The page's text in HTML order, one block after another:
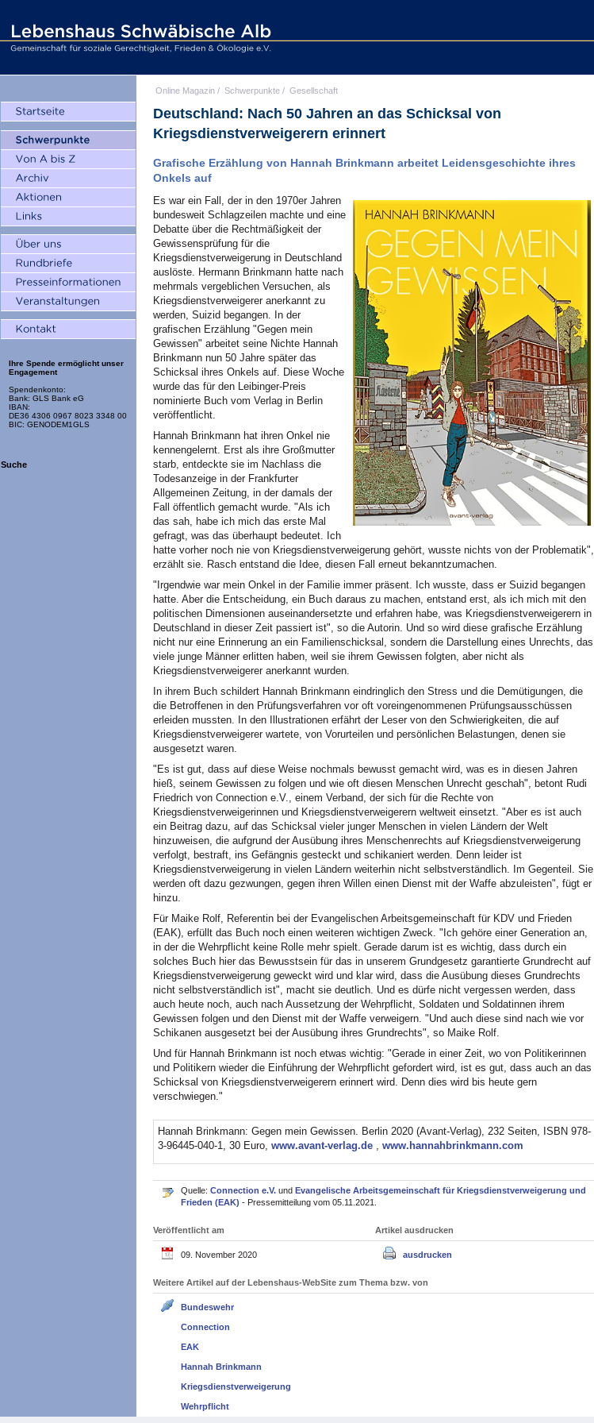
Ihre Spende ermöglicht unser
Engagement
Spendenkonto:
Bank: GLS Bank eG
IBAN:
DE36 4306 0967 8023 3348 00
BIC: GENODEM1GLS
Suche
Online Magazin / Schwerpunkte / Gesellschaft
Deutschland: Nach 50 Jahren an das Schicksal von
Kriegsdienstverweigerern erinnert
Grafische Erzählung von Hannah Brinkmann arbeitet Leidensgeschichte ihres
Onkels auf
Es war ein Fall, der in den 1970er Jahren
bundesweit Schlagzeilen machte und eine
Debatte über die Rechtmäßigkeit der
Gewissensprüfung für die
Kriegsdienstverweigerung in Deutschland
auslöste. Hermann Brinkmann hatte nach
mehrmals vergeblichen Versuchen, als
Kriegsdienstverweigerer anerkannt zu
werden, Suizid begangen. In der
grafischen Erzählung "Gegen mein
Gewissen" arbeitet seine Nichte Hannah
Brinkmann nun 50 Jahre später das
Schicksal ihres Onkels auf. Diese Woche
wurde das für den Leibinger-Preis
nominierte Buch vom Verlag in Berlin
veröffentlicht.
Hannah Brinkmann hat ihren Onkel nie
kennengelernt. Erst als ihre Großmutter
starb, entdeckte sie im Nachlass die
Todesanzeige in der Frankfurter
Allgemeinen Zeitung, in der damals der
Fall öffentlich gemacht wurde. "Als ich
das sah, habe ich mich das erste Mal
gefragt, was das überhaupt bedeutet. Ich
hatte vorher noch nie von Kriegsdienstverweigerung gehört, wusste nichts von der Problematik",
erzählt sie. Rasch entstand die Idee, diesen Fall erneut bekanntzumachen.
"Irgendwie war mein Onkel in der Familie immer präsent. Ich wusste, dass er Suizid begangen
hatte. Aber die Entscheidung, ein Buch daraus zu machen, entstand erst, als ich mich mit den
politischen Dimensionen auseinandersetzte und erfahren habe, was Kriegsdienstverweigerern in
Deutschland in dieser Zeit passiert ist", so die Autorin. Und so wird diese grafische Erzählung
nicht nur eine Erinnerung an ein Familienschicksal, sondern die Darstellung eines Unrechts, das
viele junge Männer erlitten haben, weil sie ihrem Gewissen folgten, aber nicht als
Kriegsdienstverweigerer anerkannt wurden.
In ihrem Buch schildert Hannah Brinkmann eindringlich den Stress und die Demütigungen, die
die Betroffenen in den Prüfungsverfahren vor oft voreingenommenen Prüfungsausschüssen
erleiden mussten. In den Illustrationen erfährt der Leser von den Schwierigkeiten, die auf
Kriegsdienstverweigerer wartete, von Vorurteilen und persönlichen Belastungen, denen sie
ausgesetzt waren.
"Es ist gut, dass auf diese Weise nochmals bewusst gemacht wird, was es in diesen Jahren
hieß, seinem Gewissen zu folgen und wie oft diesen Menschen Unrecht geschah", betont Rudi
Friedrich von Connection e.V., einem Verband, der sich für die Rechte von
Kriegsdienstverweigerinnen und Kriegsdienstverweigerern weltweit einsetzt. "Aber es ist auch
ein Beitrag dazu, auf das Schicksal vieler junger Menschen in vielen Ländern der Welt
hinzuweisen, die aufgrund der Ausübung ihres Menschenrechts auf Kriegsdienstverweigerung
verfolgt, bestraft, ins Gefängnis gesteckt und schikaniert werden. Denn leider ist
Kriegsdienstverweigerung in vielen Ländern weiterhin nicht selbstverständlich. Im Gegenteil. Sie
werden oft dazu gezwungen, gegen ihren Willen einen Dienst mit der Waffe abzuleisten", fügt er
hinzu.
Für Maike Rolf, Referentin bei der Evangelischen Arbeitsgemeinschaft für KDV und Frieden
(EAK), erfüllt das Buch noch einen weiteren wichtigen Zweck. "Ich gehöre einer Generation an,
in der die Wehrpflicht keine Rolle mehr spielt. Gerade darum ist es wichtig, dass durch ein
solches Buch hier das Bewusstsein für das in unserem Grundgesetz garantierte Grundrecht auf
Kriegsdienstverweigerung geweckt wird und klar wird, dass die Ausübung dieses Grundrechts
nicht selbstverständlich ist", macht sie deutlich. Und es dürfe nicht vergessen werden, dass
auch heute noch, auch nach Aussetzung der Wehrpflicht, Soldaten und Soldatinnen ihrem
Gewissen folgen und den Dienst mit der Waffe verweigern. "Und auch diese sind nach wie vor
Schikanen ausgesetzt bei der Ausübung ihres Grundrechts", so Maike Rolf.
Und für Hannah Brinkmann ist noch etwas wichtig: "Gerade in einer Zeit, wo von Politikerinnen
und Politikern wieder die Einführung der Wehrpflicht gefordert wird, ist es gut, dass auch an das
Schicksal von Kriegsdienstverweigerern erinnert wird. Denn dies wird bis heute gern
verschwiegen."
Hannah Brinkmann: Gegen mein Gewissen. Berlin 2020 (Avant-Verlag), 232 Seiten, ISBN 978-
3-96445-040-1, 30 Euro, www.avant-verlag.de www.hannahbrinkmann.com
Quelle: Connection e.V. und Evangelische Arbeitsgemeinschaft für Kriegsdienstverweigerung und
Frieden (EAK) - Pressemitteilung vom 05.11.2021.
Veröffentlicht am
09. November 2020
Artikel ausdrucken
ausdrucken
Weitere Artikel auf der Lebenshaus-WebSite zum Thema bzw. von
Bundeswehr
Connection
EAK
Hannah Brinkmann
Kriegsdienstverweigerung
Wehrpflicht